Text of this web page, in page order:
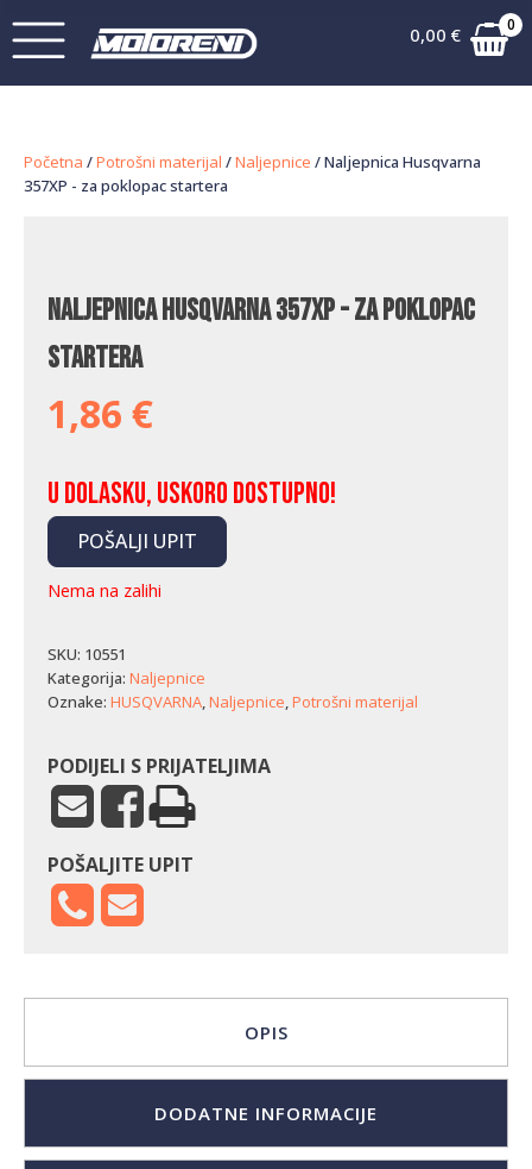
0,00 € 0
Početna /Potrošni materijal /Naljepnice / Naljepnica Husqvarna
357XP - za poklopac startera
Naljepnica Husqvarna 357XP - za poklopac
startera
1,86 €
U dolasku, uskoro dostupno!
POŠALJI UPIT
Nema na zalihi
SKU: 10551
Kategorija: Naljepnice
Oznake: HUSQVARNA,Naljepnice,Potrošni materijal
PODIJELI S PRIJATELJIMA
POŠALJITE UPIT
OPIS
DODATNE INFORMACIJE